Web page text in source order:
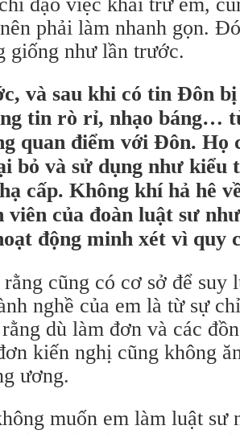
phải làm nhanh gọn.
giống như lần trước.
và sau khi có tin Đôn
tin rò rỉ, nhạo báng…
quan điểm với Đôn. Họ
bỏ và sử dụng như kiểu
cấp. Không khí hả hê
viên của đoàn luật sư
động minh xét vì quy
cũng có cơ sở để suy
nghề của em là từ sự
dù làm đơn và các
kiến nghị cũng không
ương.
muốn em làm luật sư